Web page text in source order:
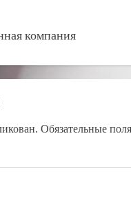
компания
Обязательные